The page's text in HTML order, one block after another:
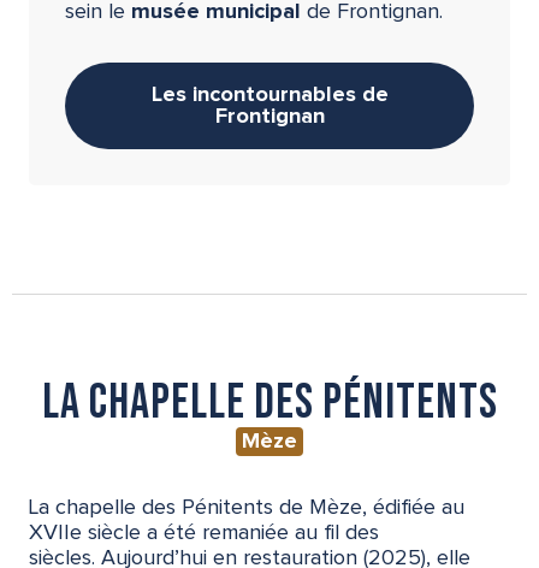
sein le musée municipal de Frontignan.
Les incontournables de
Frontignan
La chapelle des Pénitents
Mèze
La chapelle des Pénitents de Mèze, édifiée au
XVIIe siècle a été remaniée au fil des
siècles. Aujourd’hui en restauration (2025), elle